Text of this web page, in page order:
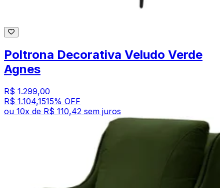
Poltrona Decorativa Veludo Verde
Agnes
R$ 1.299,00
R$ 1.104,1515% OFF
ou 10x de R$ 110,42 sem juros